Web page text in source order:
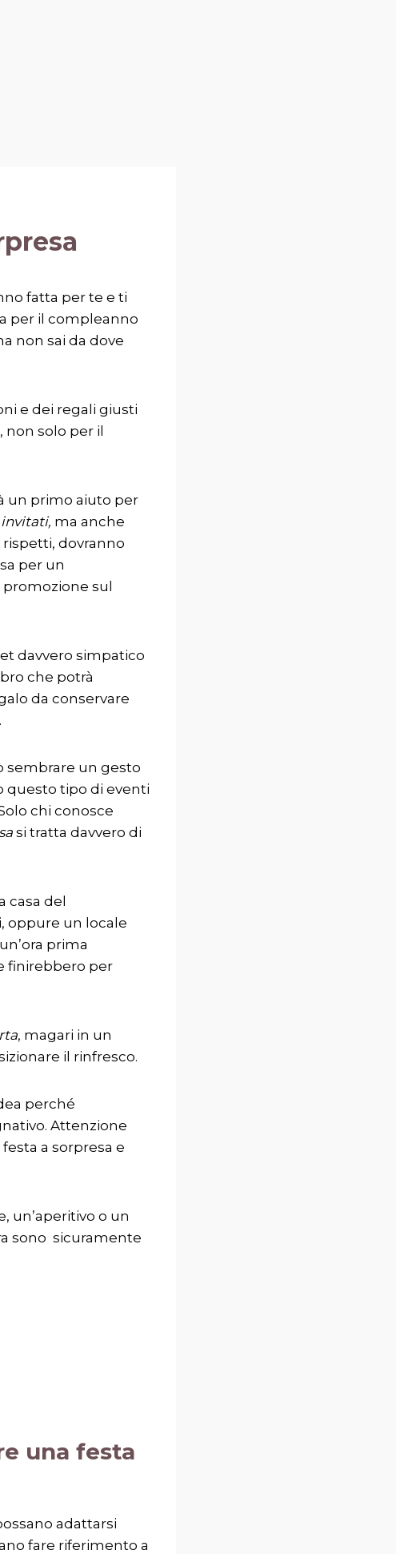
fatta per te e ti
per il compleanno
non sai da dove
e dei regali giusti
non solo per il
un primo aiuto per
ma anche
dovranno
per un
sul
davvero simpatico
che potrà
da conservare
sembrare un gesto
questo tipo di eventi
chi conosce
si tratta davvero di
casa del
oppure un locale
prima
finirebbero per
, magari in un
il rinfresco.
perché
Attenzione
a sorpresa e
un’aperitivo o un
sono sicuramente
una festa
adattarsi
fare riferimento a